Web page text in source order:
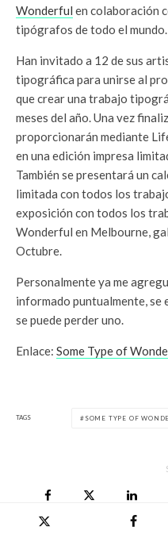
Wonderful en colaboración
tipógrafos de todo el mundo.
Han invitado a 12 de sus
tipográfica para unirse al
que crear una trabajo
meses del año. Una vez
proporcionarán mediante
en una edición impresa
También se presentará un
limitada con todos los
exposición con todos los
Wonderful en Melbourne,
Octubre.
Personalmente ya me
informado puntualmente, se
se puede perder uno.
Enlace: Some Type of
TAGS SOME TYPE OF